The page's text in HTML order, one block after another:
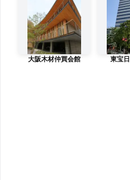
大阪木材仲買会館 東宝